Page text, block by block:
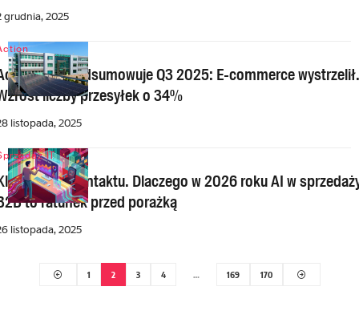
grudnia, 2025
S.A. podsumowuje Q3 2025: E-commerce wystrzelił.
liczby przesyłek o 34%
listopada, 2025
IT
unika kontaktu. Dlaczego w 2026 roku AI w
to ratunek przed porażką
listopada, 2025
1 2 3 4 … 169 170